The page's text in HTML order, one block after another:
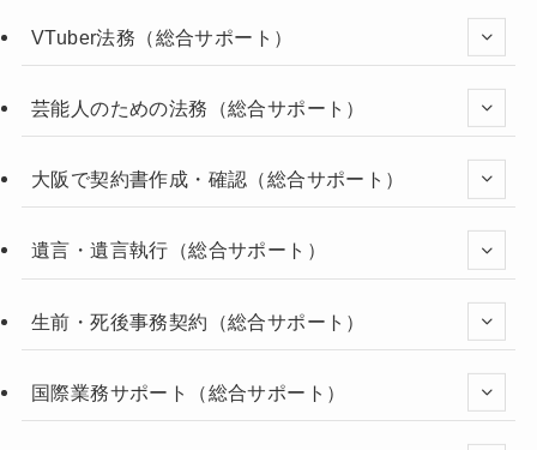
VTuber法務（総合サポート）
芸能人のための法務（総合サポート）
大阪で契約書作成・確認（総合サポート）
遺言・遺言執行（総合サポート）
生前・死後事務契約（総合サポート）
国際業務サポート（総合サポート）